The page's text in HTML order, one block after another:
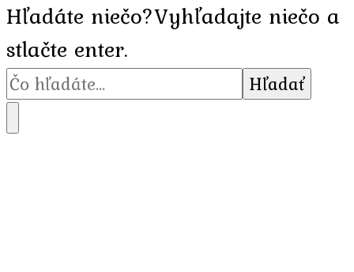
Hľadáte niečo?Vyhľadajte niečo a
stlačte enter.